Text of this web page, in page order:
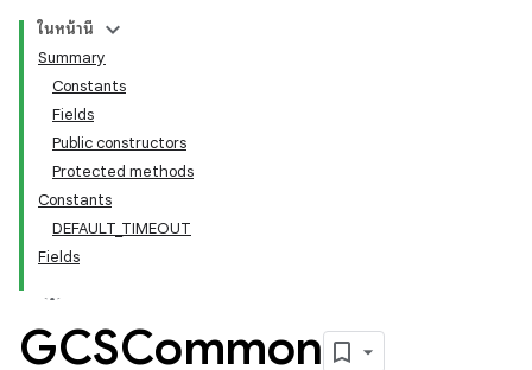
ในหน้านี้
Summary
Constants
Fields
Public constructors
Protected methods
Constants
DEFAULT_TIMEOUT
Fields
GCSCommon